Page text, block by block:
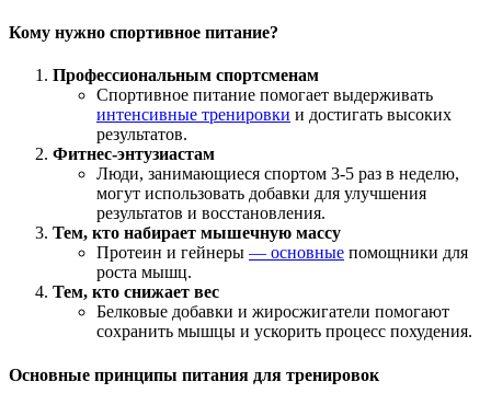
Кому нужно спортивное питание?
Профессиональным спортсменам
Спортивное питание помогает выдерживать
интенсивные тренировки и достигать высоких
результатов.
Фитнес-энтузиастам
Люди, занимающиеся спортом 3-5 раз в неделю,
могут использовать добавки для улучшения
результатов и восстановления.
Тем, кто набирает мышечную массу
Протеин и гейнеры — основные помощники для
роста мышц.
Тем, кто снижает вес
Белковые добавки и жиросжигатели помогают
сохранить мышцы и ускорить процесс похудения.
Основные принципы питания для тренировок